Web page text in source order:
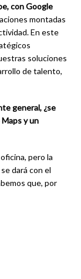
con Google
montadas
En este
soluciones
de talento,
general, ¿se
y un
pero la
dará con el
que, por